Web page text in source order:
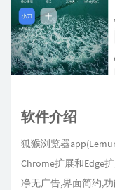
软件介绍
狐猴浏览器
Chrome扩展和Edge
净无广告,界面简约,